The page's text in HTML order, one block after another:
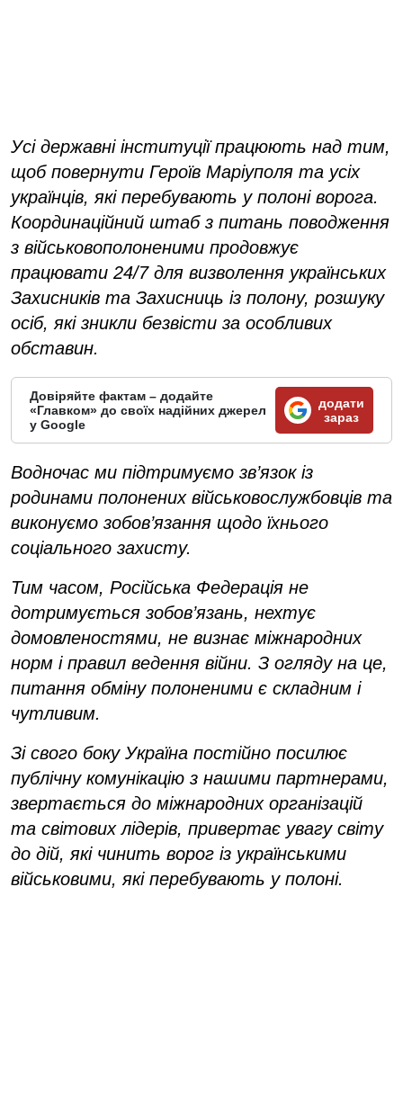
Усі державні інституції працюють над тим,
щоб повернути Героїв Маріуполя та усіх
українців, які перебувають у полоні ворога.
Координаційний штаб з питань поводження
з військовополоненими продовжує
працювати 24/7 для визволення українських
Захисників та Захисниць із полону, розшуку
осіб, які зникли безвісти за особливих
обставин.
Довіряйте фактам – додайте
«Главком» до своїх надійних джерел
у Google
додати
зараз
Водночас ми підтримуємо зв’язок із
родинами полонених військовослужбовців та
виконуємо зобов’язання щодо їхнього
соціального захисту.
Тим часом, Російська Федерація не
дотримується зобов’язань, нехтує
домовленостями, не визнає міжнародних
норм і правил ведення війни. З огляду на це,
питання обміну полоненими є складним і
чутливим.
Зі свого боку Україна постійно посилює
публічну комунікацію з нашими партнерами,
звертається до міжнародних організацій
та світових лідерів, привертає увагу світу
до дій, які чинить ворог із українськими
військовими, які перебувають у полоні.